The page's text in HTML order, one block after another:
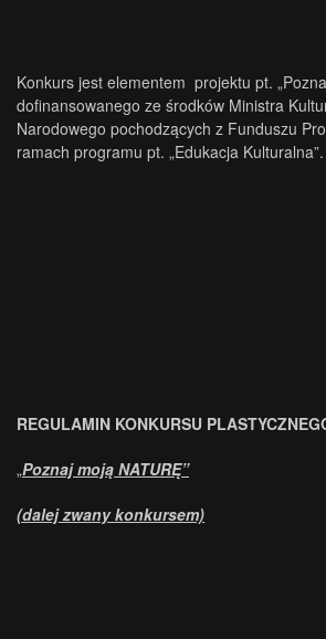
Konkurs jest elementem projektu pt.
dofinansowanego ze środków Ministra
Narodowego pochodzących z Funduszu
ramach programu pt. „Edukacja Kulturalna”.
REGULAMIN KONKURSU
„Poznaj moją NATURĘ”
(dalej zwany konkursem)